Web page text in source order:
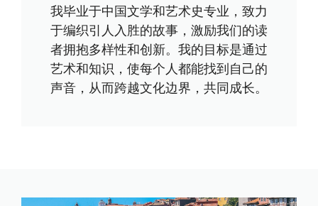
我毕业于中国文学和艺术史专业，致力
于编织引人入胜的故事，激励我们的读
者拥抱多样性和创新。我的目标是通过
艺术和知识，使每个人都能找到自己的
声音，从而跨越文化边界，共同成长。